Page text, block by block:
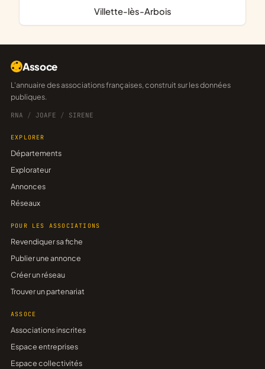
Villette-lès-Arbois
Assoce
L'annuaire des associations françaises, construit sur les données
publiques.
RNA / JOAFE / SIRENE
EXPLORER
Départements
Explorateur
Annonces
Réseaux
POUR LES ASSOCIATIONS
Revendiquer sa fiche
Publier une annonce
Créer un réseau
Trouver un partenariat
ASSOCE
Associations inscrites
Espace entreprises
Espace collectivités